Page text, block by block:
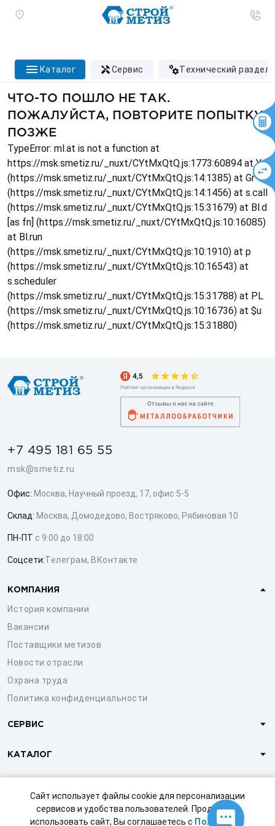
Сайт использует файлы cookie для персонализации
сервисов и удобства пользователей. Продолжая
использовать сайт, Вы соглашаетесь с Политикой
каталог сервис технический раздел
ЧТО-ТО ПОШЛО НЕ ТАК.
ПОЖАЛУЙСТА, ПОВТОРИТЕ ПОПЫТКУ
ПОЗЖЕ
TypeError: ml.at is not a function at
https://msk.smetiz.ru/_nuxt/CYtMxQtQ.js:1773:60894 at Ys
(https://msk.smetiz.ru/_nuxt/CYtMxQtQ.js:14:1385) at Gr
(https://msk.smetiz.ru/_nuxt/CYtMxQtQ.js:14:1456) at s.call
(https://msk.smetiz.ru/_nuxt/CYtMxQtQ.js:15:31679) at Bl.d
[as fn] (https://msk.smetiz.ru/_nuxt/CYtMxQtQ.js:10:16085)
at Bl.run
(https://msk.smetiz.ru/_nuxt/CYtMxQtQ.js:10:1910) at p
(https://msk.smetiz.ru/_nuxt/CYtMxQtQ.js:10:16543) at
s.scheduler
(https://msk.smetiz.ru/_nuxt/CYtMxQtQ.js:15:31788) at PL
(https://msk.smetiz.ru/_nuxt/CYtMxQtQ.js:10:16736) at $u
(https://msk.smetiz.ru/_nuxt/CYtMxQtQ.js:15:31880)
+7 495 181 65 55
msk@smetiz.ru
Офис: Москва, Научный проезд, 17, офис 5-5
Склад: Москва, Домодедово, Востряково, Рябиновая 10
ПН-ПТ с 9:00 до 18:00
Соцсети:Телеграм, ВКонтакте
КОМПАНИЯ
История компании
Вакансии
Поставщики метизов
Новости отрасли
Охрана труда
Политика конфиденциальности
СЕРВИС
КАТАЛОГ